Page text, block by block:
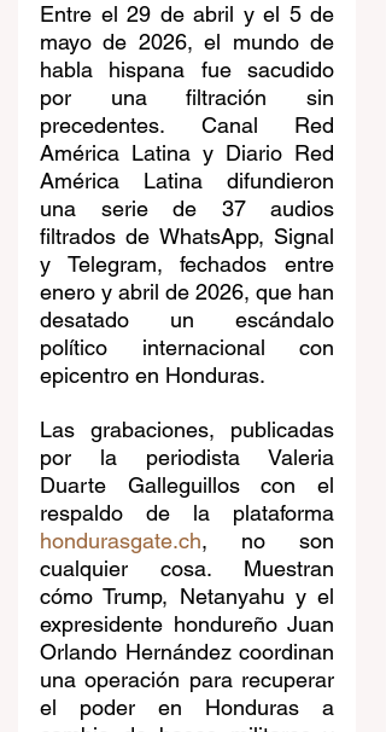
Entre el 29 de abril y el 5 de
mayo de 2026, el mundo de
habla hispana fue sacudido
por una filtración sin
precedentes. Canal Red
América Latina y Diario Red
América Latina difundieron
una serie de 37 audios
filtrados de WhatsApp, Signal
y Telegram, fechados entre
enero y abril de 2026, que han
desatado un escándalo
político internacional con
epicentro en Honduras.
Las grabaciones, publicadas
por la periodista Valeria
Duarte Galleguillos con el
hondurasgate.ch, no son
cualquier cosa. Muestran
cómo Trump, Netanyahu y el
expresidente hondureño Juan
Orlando Hernández coordinan
una operación para recuperar
el poder en Honduras a